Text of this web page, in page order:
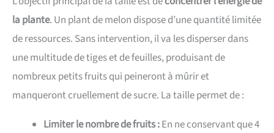
la plante. Un plant de melon dispose d’une quantité limitée
de ressources. Sans intervention, il va les disperser dans
une multitude de tiges et de feuilles, produisant de
nombreux petits fruits qui peineront à mûrir et
manqueront cruellement de sucre. La taille permet de :
Limiter le nombre de fruits :En ne conservant que 4